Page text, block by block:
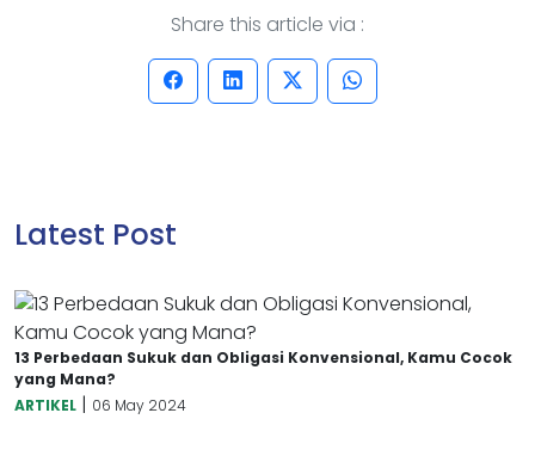
Share this article via :
Latest Post
13 Perbedaan Sukuk dan Obligasi Konvensional, Kamu Cocok
yang Mana?
ARTIKEL | 06 May 2024